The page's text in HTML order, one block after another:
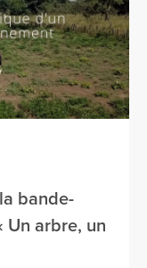
bande-
Un arbre, un